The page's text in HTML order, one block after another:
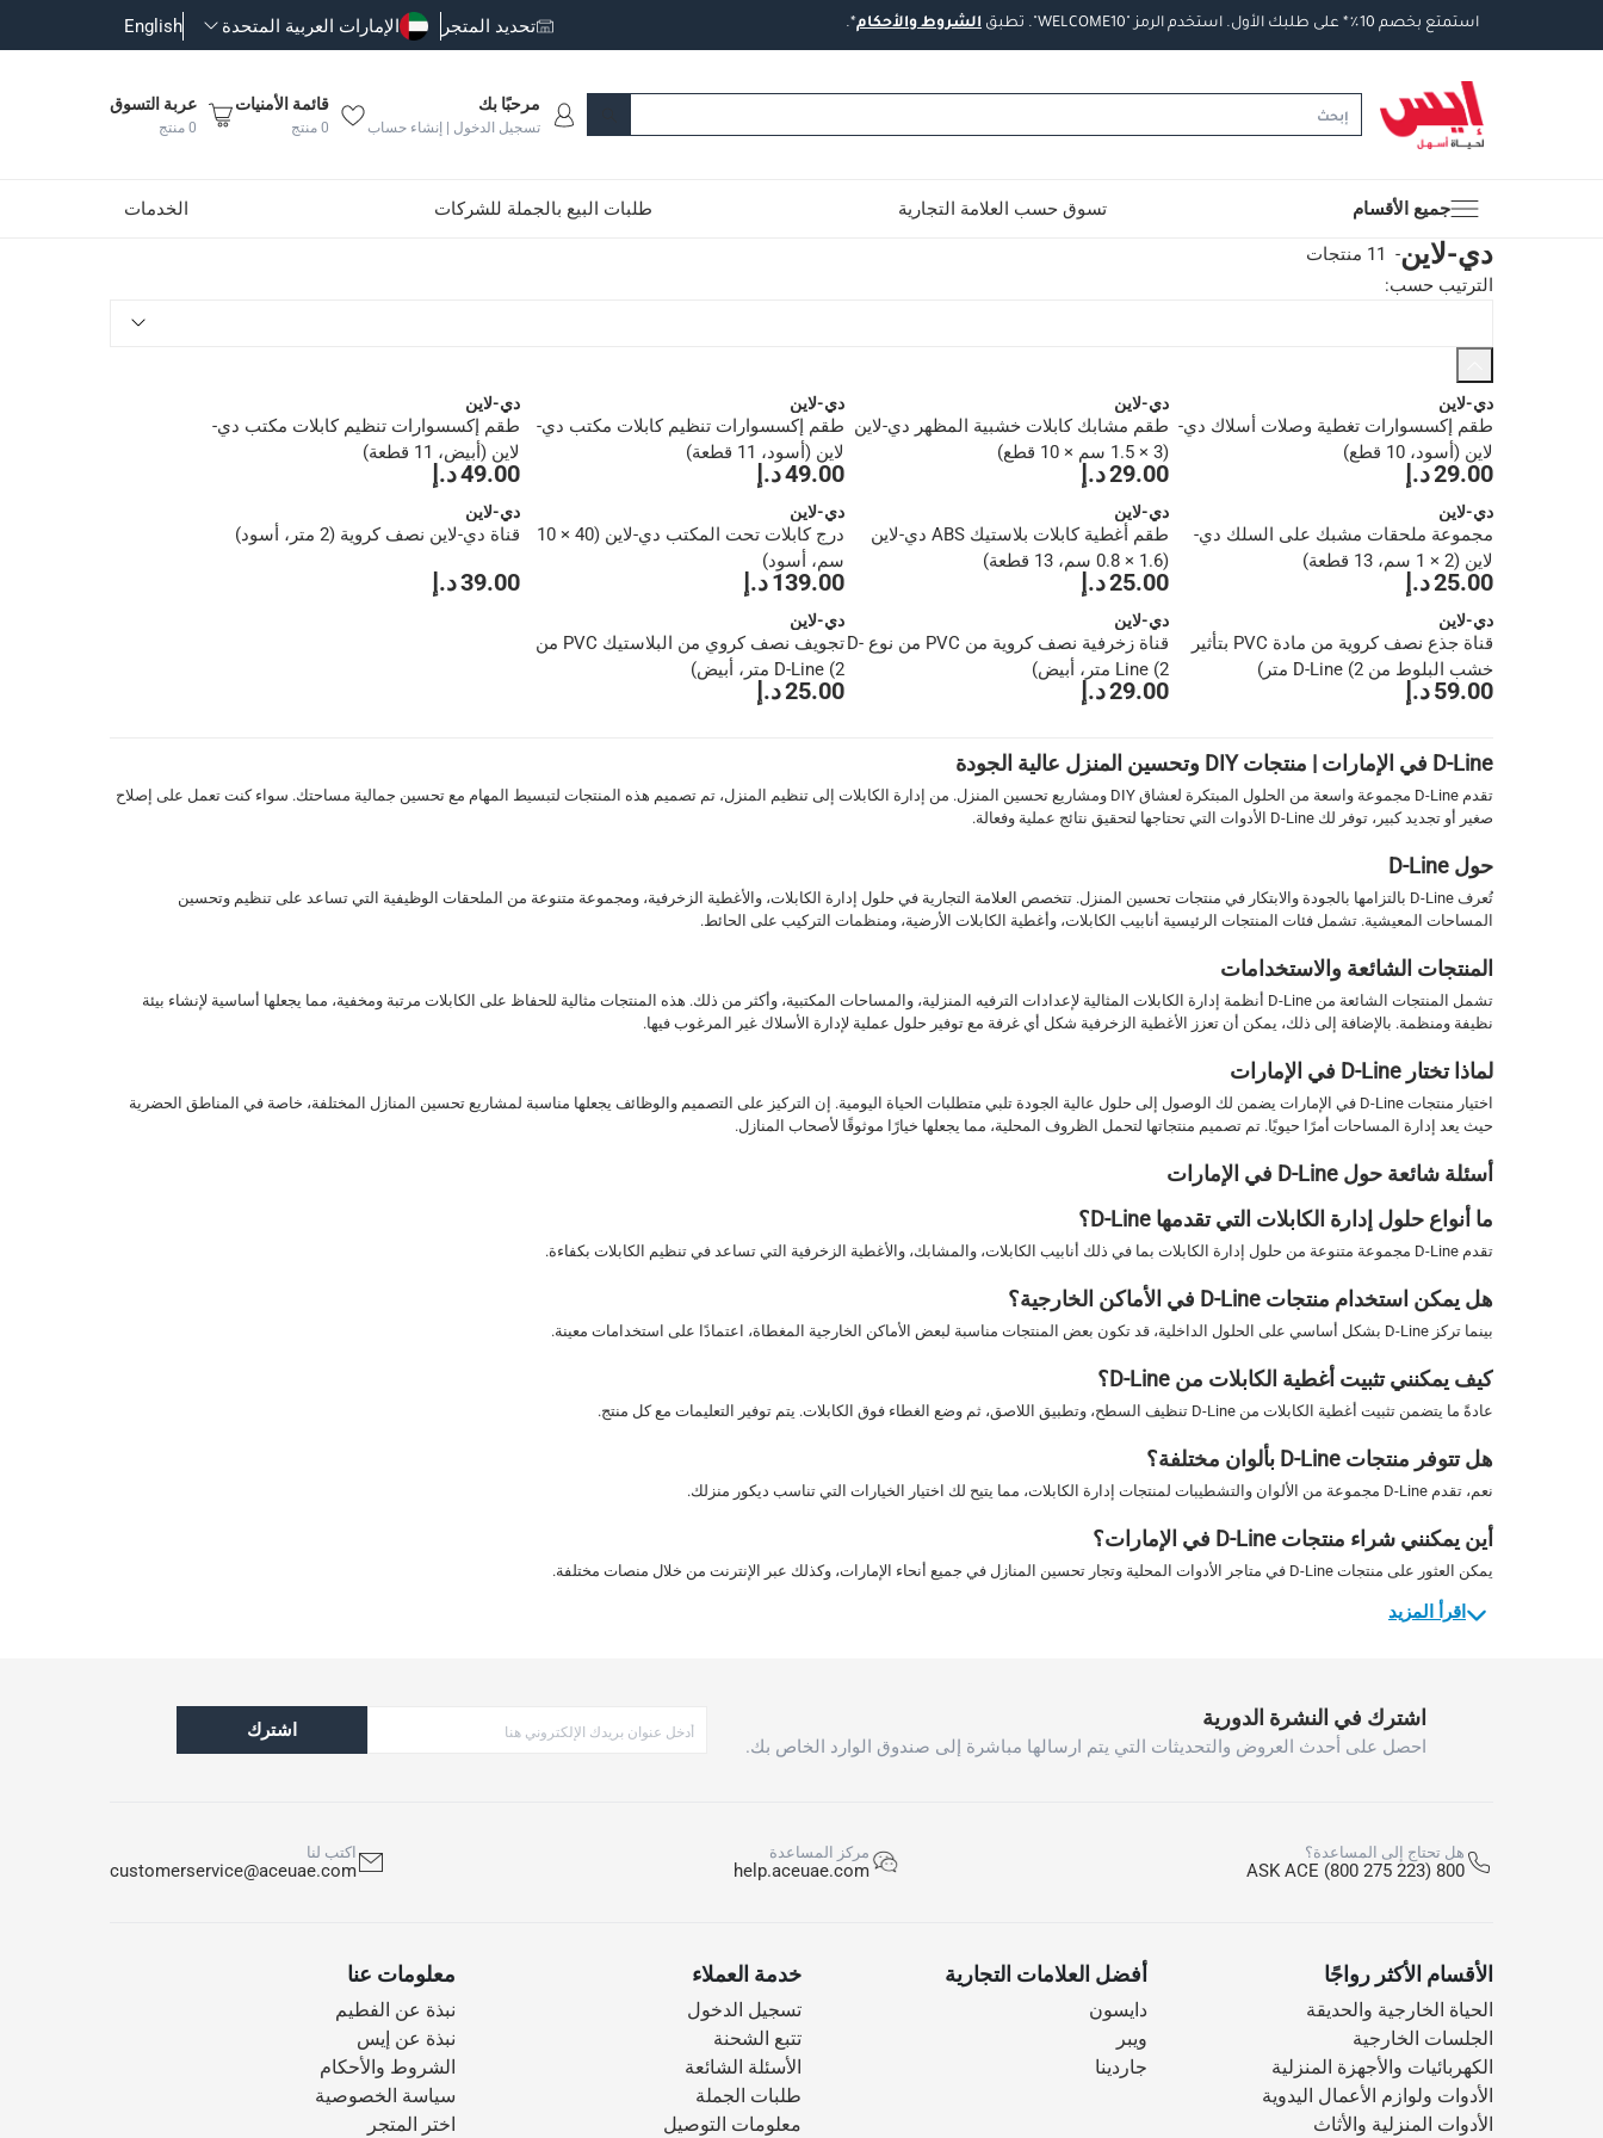
استمتع بخصم ٪* على طلبك الأول. استخدم الرمز"WELCOME10". تطبق الشروط والأحكام*. تحديد المتجر الإمارات العربية المتحدة English
مرحبًا بك
تسجيل الدخول | إنشاء حساب
قائمة الأمنيات
0 منتج
عربة التسوق
0 منتج
جميع الأقسام تسوق حسب العلامة التجارية طلبات البيع بالجملة للشركات الخدمات
دي-لاين- 11 منتجات
الترتيب حسب:
دي-لاين
طقم إكسسوارات تغطية وصلات أسلاك دي-
لاين (أسود، 10 قطع)
29.00 د.إ
دي-لاين
طقم مشابك كابلات خشبية المظهر دي-لاين
(3 × 1.5 سم × 10 قطع)
29.00 د.إ
دي-لاين
طقم إكسسوارات تنظيم كابلات مكتب دي-
لاين (أسود، 11 قطعة)
49.00 د.إ
دي-لاين
طقم إكسسوارات تنظيم كابلات مكتب دي-
لاين (أبيض، 11 قطعة)
49.00 د.إ
دي-لاين
مجموعة ملحقات مشبك على السلك دي-
لاين (2 × 1 سم، 13 قطعة)
25.00 د.إ
دي-لاين
طقم أغطية كابلات بلاستيك ABS دي-لاين
(1.6 × 0.8 سم، 13 قطعة)
25.00 د.إ
دي-لاين
درج كابلات تحت المكتب دي-لاين (40 × 10
سم، أسود)
139.00 د.إ
دي-لاين
قناة دي-لاين نصف كروية (2 متر، أسود)
39.00 د.إ
دي-لاين
قناة جذع نصف كروية من مادة PVC بتأثير
خشب البلوط من D-Line (2 متر)
59.00 د.إ
دي-لاين
قناة زخرفية نصف كروية من PVC من نوع D-
Line (2 متر، أبيض)
29.00 د.إ
دي-لاين
تجويف نصف كروي من البلاستيك PVC من
D-Line (2 متر، أبيض)
25.00 د.إ
D-Line في الإمارات | منتجات DIY وتحسين المنزل عالية الجودة
تقدم D-Line مجموعة واسعة من الحلول المبتكرة لعشاق DIY ومشاريع تحسين المنزل. من إدارة الكابلات إلى تنظيم المنزل، تم تصميم هذه المنتجات لتبسيط المهام مع تحسين جمالية مساحتك. سواء كنت تعمل على إصلاح
صغير أو تجديد كبير، توفر لك D-Line الأدوات التي تحتاجها لتحقيق نتائج عملية وفعالة.
حول D-Line
تُعرف D-Line بالتزامها بالجودة والابتكار في منتجات تحسين المنزل. تتخصص العلامة التجارية في حلول إدارة الكابلات، والأغطية الزخرفية، ومجموعة متنوعة من الملحقات الوظيفية التي تساعد على تنظيم وتحسين
المساحات المعيشية. تشمل فئات المنتجات الرئيسية أنابيب الكابلات، وأغطية الكابلات الأرضية، ومنظمات التركيب على الحائط.
المنتجات الشائعة والاستخدامات
تشمل المنتجات الشائعة من D-Line أنظمة إدارة الكابلات المثالية لإعدادات الترفيه المنزلية، والمساحات المكتبية، وأكثر من ذلك. هذه المنتجات مثالية للحفاظ على الكابلات مرتبة ومخفية، مما يجعلها أساسية لإنشاء بيئة
نظيفة ومنظمة. بالإضافة إلى ذلك، يمكن أن تعزز الأغطية الزخرفية شكل أي غرفة مع توفير حلول عملية لإدارة الأسلاك غير المرغوب فيها.
لماذا تختار D-Line في الإمارات
اختيار منتجات D-Line في الإمارات يضمن لك الوصول إلى حلول عالية الجودة تلبي متطلبات الحياة اليومية. إن التركيز على التصميم والوظائف يجعلها مناسبة لمشاريع تحسين المنازل المختلفة، خاصة في المناطق الحضرية
حيث يعد إدارة المساحات أمرًا حيويًا. تم تصميم منتجاتها لتحمل الظروف المحلية، مما يجعلها خيارًا موثوقًا لأصحاب المنازل.
أسئلة شائعة حول D-Line في الإمارات
ما أنواع حلول إدارة الكابلات التي تقدمها D-Line؟
تقدم D-Line مجموعة متنوعة من حلول إدارة الكابلات بما في ذلك أنابيب الكابلات، والمشابك، والأغطية الزخرفية التي تساعد في تنظيم الكابلات بكفاءة.
هل يمكن استخدام منتجات D-Line في الأماكن الخارجية؟
بينما تركز D-Line بشكل أساسي على الحلول الداخلية، قد تكون بعض المنتجات مناسبة لبعض الأماكن الخارجية المغطاة، اعتمادًا على استخدامات معينة.
كيف يمكنني تثبيت أغطية الكابلات من D-Line؟
عادةً ما يتضمن تثبيت أغطية الكابلات من D-Line تنظيف السطح، وتطبيق اللاصق، ثم وضع الغطاء فوق الكابلات. يتم توفير التعليمات مع كل منتج.
هل تتوفر منتجات D-Line بألوان مختلفة؟
نعم، تقدم D-Line مجموعة من الألوان والتشطيبات لمنتجات إدارة الكابلات، مما يتيح لك اختيار الخيارات التي تناسب ديكور منزلك.
أين يمكنني شراء منتجات D-Line في الإمارات؟
يمكن العثور على منتجات D-Line في متاجر الأدوات المحلية وتجار تحسين المنازل في جميع أنحاء الإمارات، وكذلك عبر الإنترنت من خلال منصات مختلفة.
اقرأ المزيد
اشترك في النشرة الدورية
احصل على أحدث العروض والتحديثات التي يتم ارسالها مباشرة إلى صندوق الوارد الخاص بك.
اشترك
هل تحتاج إلى المساعدة؟
800 ASK ACE (800 275 223)
مركز المساعدة
help.aceuae.com
اكتب لنا
customerservice@aceuae.com
الأقسام الأكثر رواجًا
الحياة الخارجية والحديقة
الجلسات الخارجية
الكهربائيات والأجهزة المنزلية
الأدوات ولوازم الأعمال اليدوية
الأدوات المنزلية والأثاث
أفضل العلامات التجارية
دايسون
ويبر
جاردينا
خدمة العملاء
تسجيل الدخول
تتبع الشحنة
الأسئلة الشائعة
طلبات الجملة
معلومات التوصيل
معلومات عنا
نبذة عن الفطيم
نبذة عن إيس
الشروط والأحكام
سياسة الخصوصية
اختر المتجر